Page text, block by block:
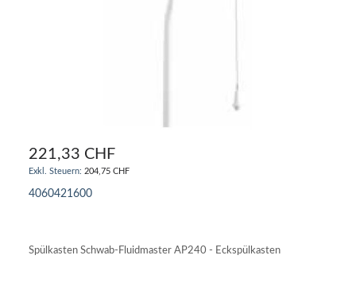
221,33 CHF
204,75 CHF
4060421600
Spülkasten Schwab-Fluidmaster AP240 - Eckspülkasten